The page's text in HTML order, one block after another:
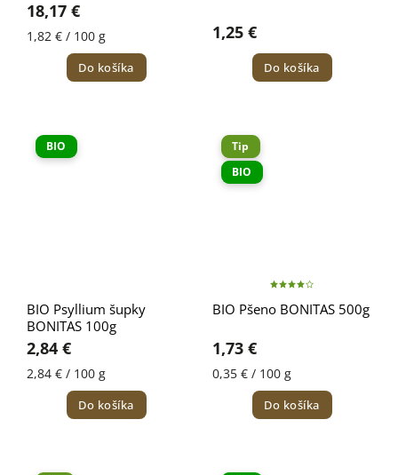
18,17 €
1,82 € / 100 g
Do košíka
1,25 €
Do košíka
BIO
BIO Psyllium šupky
BONITAS 100g
2,84 €
2,84 € / 100 g
Do košíka
Tip
BIO
BIO Pšeno BONITAS 500g
1,73 €
0,35 € / 100 g
Do košíka